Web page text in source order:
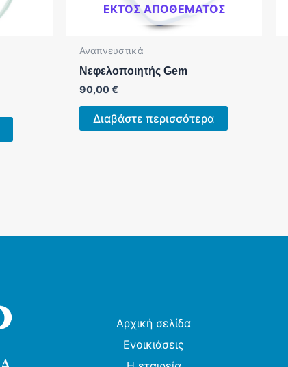
ΕΚΤΌΣ ΑΠΟΘΈΜΑΤΟΣ
Αναπνευστικά
Νεφελοποιητής Gem
90,00€
Διαβάστε περισσότερα
Αρχική σελίδα
Ενοικιάσεις